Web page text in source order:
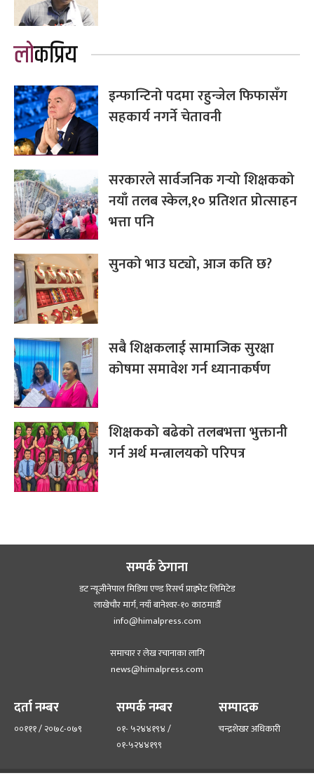
लोकप्रिय
इन्फान्टिनो पदमा रहुन्जेल फिफासँग
सहकार्य नगर्ने चेतावनी
सरकारले सार्वजनिक गर्‍यो शिक्षकको
नयाँ तलब स्केल,१० प्रतिशत प्रोत्साहन
भत्ता पनि
सुनको भाउ घट्यो, आज कति छ?
सबै शिक्षकलाई सामाजिक सुरक्षा
कोषमा समावेश गर्न ध्यानाकर्षण
शिक्षकको बढेको तलबभत्ता भुक्तानी
गर्न अर्थ मन्त्रालयको परिपत्र
सम्पर्क ठेगाना
डट न्यूजीनेपाल मिडिया एण्ड रिसर्च प्राइभेट लिमिटेड
लाखेचौर मार्ग, नयाँ बानेश्‍वर-१० काठमाडौँ
info@himalpress.com
समाचार र लेख रचानाका लागि
news@himalpress.com
दर्ता नम्बर
००१११ / २०७८-०७९
सम्पर्क नम्बर
०१- ५२४४१९४ /
०१-५२४४१९९
सम्पादक
चन्द्रशेखर अधिकारी